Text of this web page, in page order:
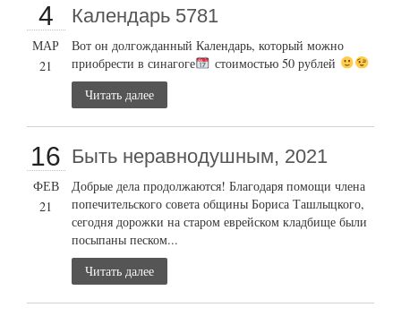
4
МАР
21
Календарь 5781
Вот он долгожданный Календарь, который можно
приобрести в синагоге
стоимостью 50 рублей
Читать далее
16
ФЕВ
21
Быть неравнодушным, 2021
Добрые дела продолжаются! Благодаря помощи члена
попечительского совета общины Бориса Ташлыцкого,
сегодня дорожки на старом еврейском кладбище были
посыпаны песком...
Читать далее